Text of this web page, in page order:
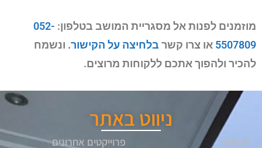
מוזמנים לפנות אל מסגריית המושב בטלפון: 052-
5507809 או צרו קשר בלחיצה על הקישור. ונשמח
להכיר ולהפוך אתכם ללקוחות מרוצים.
ניווט באתר
אודותנו
פרוייקטים אחרונים